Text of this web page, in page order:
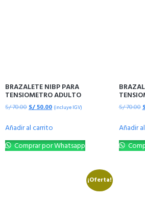
BRAZALETE NIBP PARA
TENSIOMETRO ADULTO
S/70.00S/50.00 (incluye IGV)
Añadir al carrito
Comprar por Whatsapp
S/70.00
Añadir
¡Oferta!